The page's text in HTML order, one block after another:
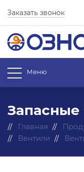
Заказать звонок
Меню
Запасные
Главная
Вентили